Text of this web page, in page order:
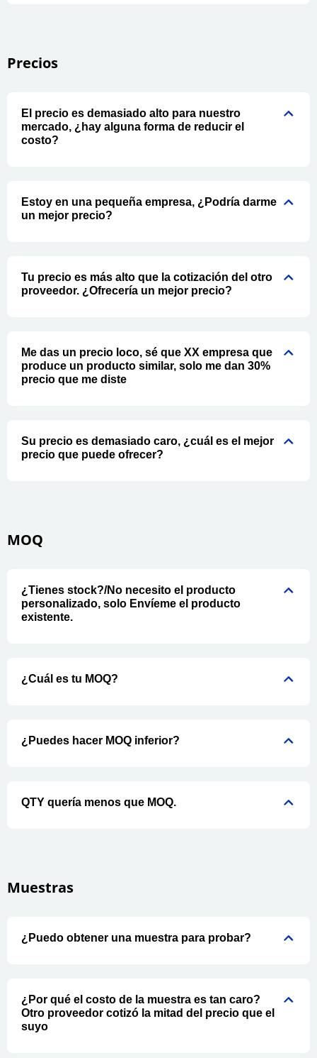
Precios
El precio es demasiado alto para nuestro
mercado, ¿hay alguna forma de reducir el
costo?
Estoy en una pequeña empresa, ¿Podría darme
un mejor precio?
Tu precio es más alto que la cotización del otro
proveedor. ¿Ofrecería un mejor precio?
Me das un precio loco, sé que XX empresa que
produce un producto similar, solo me dan 30%
precio que me diste
Su precio es demasiado caro, ¿cuál es el mejor
precio que puede ofrecer?
MOQ
¿Tienes stock?/No necesito el producto
personalizado, solo Envíeme el producto
existente.
¿Cuál es tu MOQ?
¿Puedes hacer MOQ inferior?
QTY quería menos que MOQ.
Muestras
¿Puedo obtener una muestra para probar?
¿Por qué el costo de la muestra es tan caro?
Otro proveedor cotizó la mitad del precio que el
suyo